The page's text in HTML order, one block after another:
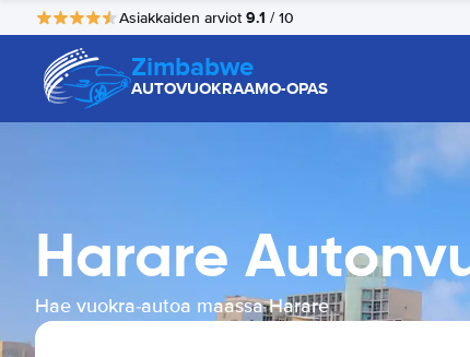
Asiakkaiden arviot 9.1 / 10
Zimbabwe
AUTOVUOKRAAMO-OPAS
Harare
Hae vuokra-autoa maassa Harare